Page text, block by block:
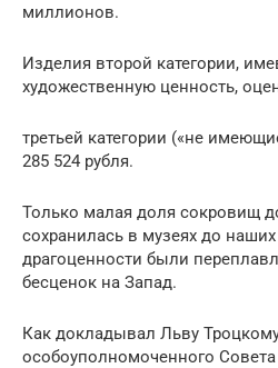
миллионов.
Изделия второй категории,
художественную ценность,
третьей категории («не
285 524 рубля.
Только малая доля сокровищ
сохранилась в музеях до
драгоценности были
бесценок на Запад.
Как докладывал Льву
особоуполномоченного